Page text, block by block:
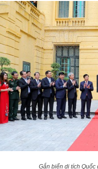
Gắn biển di tích Quốc